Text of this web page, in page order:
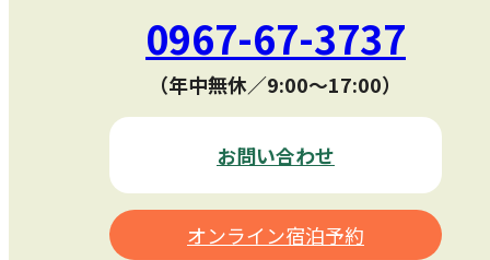
0967-67-3737
（年中無休／9:00〜17:00）
お問い合わせ
オンライン宿泊予約